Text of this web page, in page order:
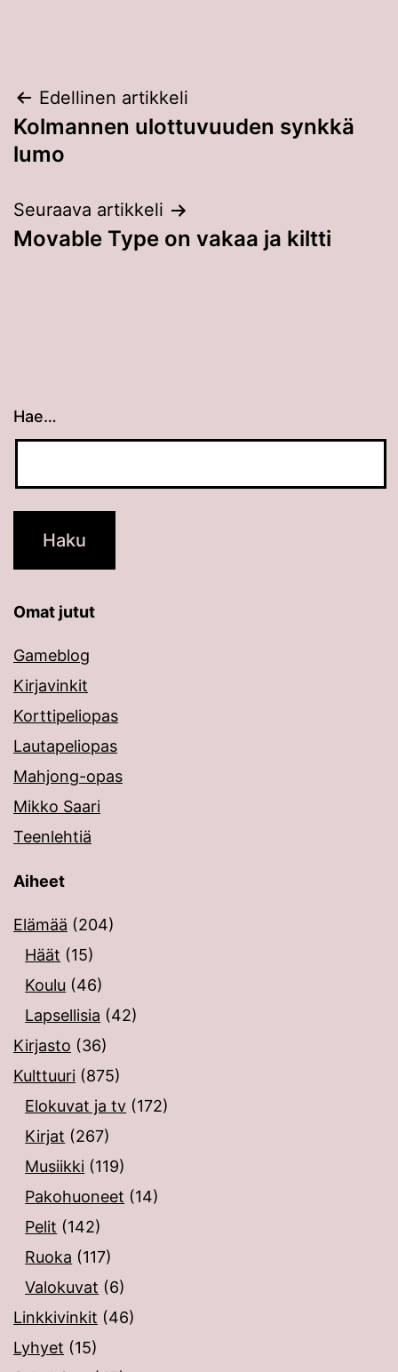
Artikkelien
selaus
Edellinen artikkeli
Kolmannen ulottuvuuden synkkä
lumo
Seuraava artikkeli
Movable Type on vakaa ja kiltti
Hae…
Kun tuloksia tulee, voit selata niitä
Omat jutut
Gameblog
Kirjavinkit
Korttipeliopas
Lautapeliopas
Mahjong-opas
Mikko Saari
Teenlehtiä
Aiheet
Elämää (204)
Häät (15)
Koulu (46)
Lapsellisia (42)
Kirjasto (36)
Kulttuuri (875)
Elokuvat ja tv (172)
Kirjat (267)
Musiikki (119)
Pakohuoneet (14)
Pelit (142)
Ruoka (117)
Valokuvat (6)
Linkkivinkit (46)
Lyhyet (15)